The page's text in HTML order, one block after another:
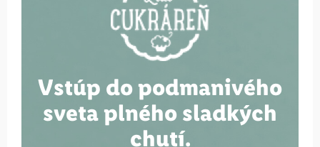
Vstúp do podmanivého
sveta plného sladkých
chutí.